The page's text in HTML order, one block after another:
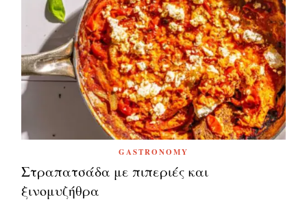
GASTRONOMY
Στραπατσάδα με πιπεριές και
ξινομυζήθρα